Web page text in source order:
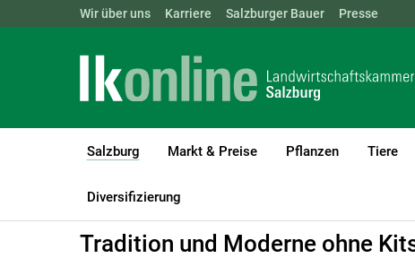
Landwirtschaftskammern: ÖSTERREICH BGLD KTN
Wir über uns Karriere Salzburger Bauer Presse
Salzburg
(current)1
Markt & Preise Pflanzen Tiere
Diversifizierung
LK Salzburg Salzburg
Tradition und Moderne ohne